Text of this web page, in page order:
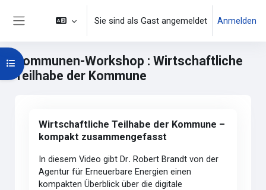
Sie sind als Gast angemeldet Anmelden
Kommunen-Workshop : Wirtschaftliche
Teilhabe der Kommune
Wirtschaftliche Teilhabe der Kommune –
kompakt zusammengefasst
In diesem Video gibt Dr.Robert Brandt von der
Agentur für Erneuerbare Energien einen
kompakten Überblick über die digitale
Kursindex öffnen